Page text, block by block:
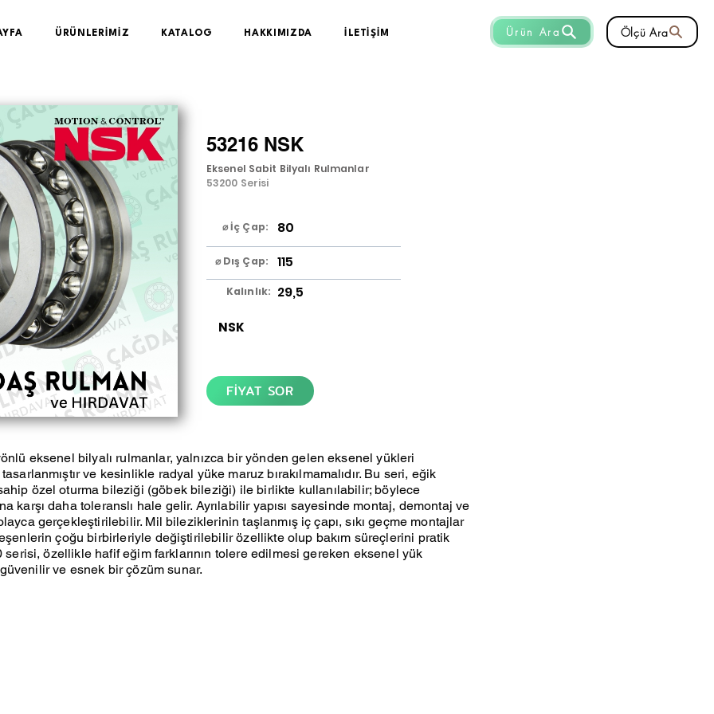
Ölçü Ara
Ürün Ara
ÜRÜNLERİMİZ KATALOG HAKKIMIZDA İLETİŞİM
53216 NSK
Eksenel Sabit Bilyalı Rulmanlar
53200 Serisi
⌀ İç Çap: 80
⌀ Dış Çap: 115
Kalınlık: 29,5
NSK
FİYAT SOR
eksenel bilyalı rulmanlar, yalnızca bir yönden gelen eksenel yükleri
ve kesinlikle radyal yüke maruz bırakılmamalıdır. Bu seri, eğik
özel oturma bileziği (göbek bileziği) ile birlikte kullanılabilir; böylece
karşı daha toleranslı hale gelir. Ayrılabilir yapısı sayesinde montaj, demontaj ve
gerçekleştirilebilir. Mil bileziklerinin taşlanmış iç çapı, sıkı geçme montajlar
çoğu birbirleriyle değiştirilebilir özellikte olup bakım süreçlerini pratik
serisi, özellikle hafif eğim farklarının tolere edilmesi gereken eksenel yük
ve esnek bir çözüm sunar.